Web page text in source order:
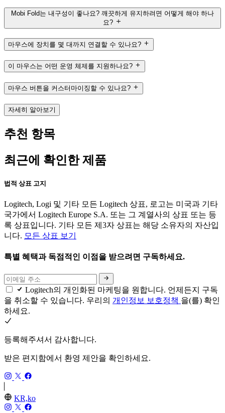
Mobi Fold는 내구성이 좋나요? 깨끗하게 유지하려면 어떻게 해야 하나
요?
마우스에 장치를 몇 대까지 연결할 수 있나요?
이 마우스는 어떤 운영 체제를 지원하나요?
마우스 버튼을 커스터마이징할 수 있나요?
자세히 알아보기
추천 항목
최근에 확인한 제품
법적 상표 고지
Logitech, Logi 및 기타 모든 Logitech 상표, 로고는 미국과 기타
국가에서 Logitech Europe S.A. 또는 그 계열사의 상표 또는 등
록 상표입니다. 기타 모든 제3자 상표는 해당 소유자의 자산입
니다. 모든 상표 보기
특별 혜택과 독점적인 이점을 받으려면 구독하세요.
Logitech의 개인화된 마케팅을 원합니다. 언제든지 구독
을 취소할 수 있습니다. 우리의 개인정보 보호정책 을(를) 확인
하세요.
등록해주셔서 감사합니다.
받은 편지함에서 환영 제안을 확인하세요.
KR,ko